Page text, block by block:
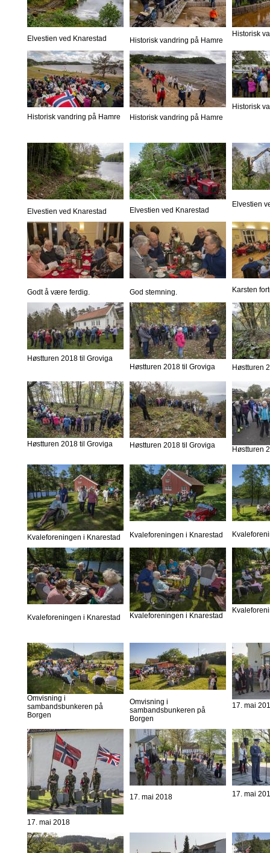
Elvestien ved Knarestad Historisk vandring på Hamre
Historisk
Historisk vandring på Hamre Historisk vandring på Hamre
Historisk
Elvestien ved Knarestad Elvestien ved Knarestad
Elvestien
Godt å være ferdig. God stemning. Karsten
Høstturen 2018 til Groviga
Høstturen 2018 til Groviga
Høstturen
Høstturen 2018 til Groviga Høstturen 2018 til Groviga Høstturen
Kvaleforeningen i Knarestad Kvaleforeningen i Knarestad
Kvaleforeningen i Knarestad Kvaleforeningen i Knarestad
Omvisning i
sambandsbunkeren på
Borgen
Omvisning i
sambandsbunkeren på
Borgen
17. mai
17. mai 2018
17. mai 2018 17. mai